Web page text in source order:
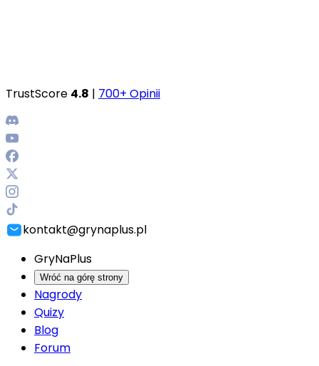
TrustScore 4.8 | 700+ Opinii
kontakt@grynaplus.pl
GryNaPlus
Wróć na górę strony
Nagrody
Quizy
Blog
Forum